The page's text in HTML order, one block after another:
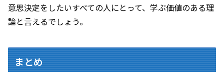
意思決定をしたいすべての人にとって、学ぶ価値のある理
論と言えるでしょう。
まとめ